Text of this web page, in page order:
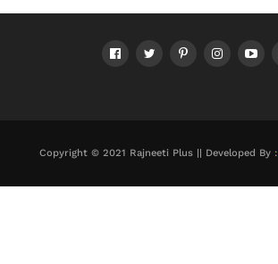
Copyright © 2021 Rajneeti Plus || Developed By :